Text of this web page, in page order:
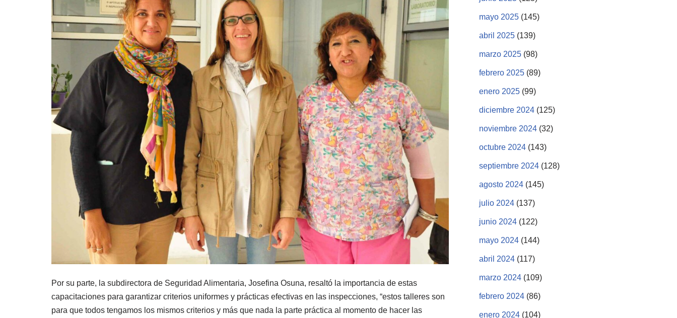
Por su parte, la subdirectora de Seguridad Alimentaria, Josefina Osuna, resaltó la importancia de estas
capacitaciones para garantizar criterios uniformes y prácticas efectivas en las inspecciones, “estos talleres son
para que todos tengamos los mismos criterios y más que nada la parte práctica al momento de hacer las
mayo 2025 (145)
abril 2025 (139)
marzo 2025 (98)
febrero 2025 (89)
enero 2025 (99)
diciembre 2024 (125)
noviembre 2024 (32)
octubre 2024 (143)
septiembre 2024 (128)
agosto 2024 (145)
julio 2024 (137)
junio 2024 (122)
mayo 2024 (144)
abril 2024 (117)
marzo 2024 (109)
febrero 2024 (86)
enero 2024 (104)